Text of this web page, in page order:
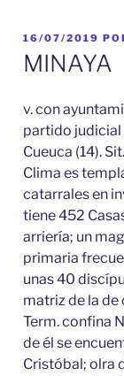
PUBLICADO
EL
16/07/2019
MINAYA
v. con
partido judicial
Cueuca (14).
Clima es
catarrales en
tiene 452
arriería; un
primaria
unas 40
matriz de la de
Term. confina
de él se
Cristóbal; olra